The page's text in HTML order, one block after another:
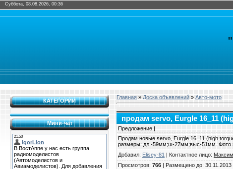
Суббота, 08.08.2026, 00:36
КАТЕГОРИИ
Мини-чат
Главная » Доска объявлений » Авто-мото
продам servo, Eurgle 16_11
Предложение |
Продам новые servo, Eurgle 16_11 (high
размеры: дл.-59мм;ш-27мм;выс-51мм. Фото
Добавил: Elisey-81 | Контактное лицо:
Просмотров: 766 | Размещено до: 30.11.2013